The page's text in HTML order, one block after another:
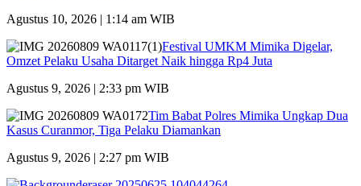
Agustus 10, 2026 | 1:14 am WIB
Festival UMKM Mimika Digelar,
Omzet Pelaku Usaha Ditarget Naik hingga Rp4 Juta
Agustus 9, 2026 | 2:33 pm WIB
Tim Babat Polres Mimika Ungkap Dua
Kasus Curanmor, Tiga Pelaku Diamankan
Agustus 9, 2026 | 2:27 pm WIB